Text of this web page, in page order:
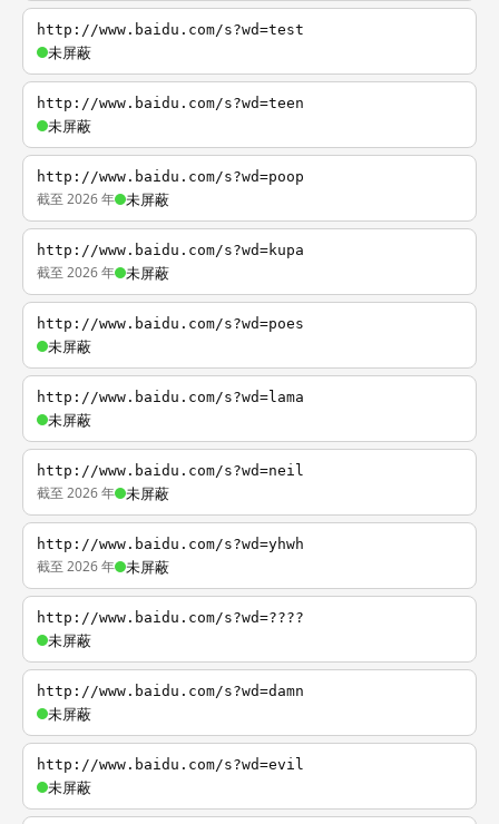
http://www.baidu.com/s?wd=test
未屏蔽
http://www.baidu.com/s?wd=teen
未屏蔽
http://www.baidu.com/s?wd=poop
截至 2026 年 未屏蔽
http://www.baidu.com/s?wd=kupa
截至 2026 年 未屏蔽
http://www.baidu.com/s?wd=poes
未屏蔽
http://www.baidu.com/s?wd=lama
未屏蔽
http://www.baidu.com/s?wd=neil
截至 2026 年 未屏蔽
http://www.baidu.com/s?wd=yhwh
截至 2026 年 未屏蔽
http://www.baidu.com/s?wd=????
未屏蔽
http://www.baidu.com/s?wd=damn
未屏蔽
http://www.baidu.com/s?wd=evil
未屏蔽